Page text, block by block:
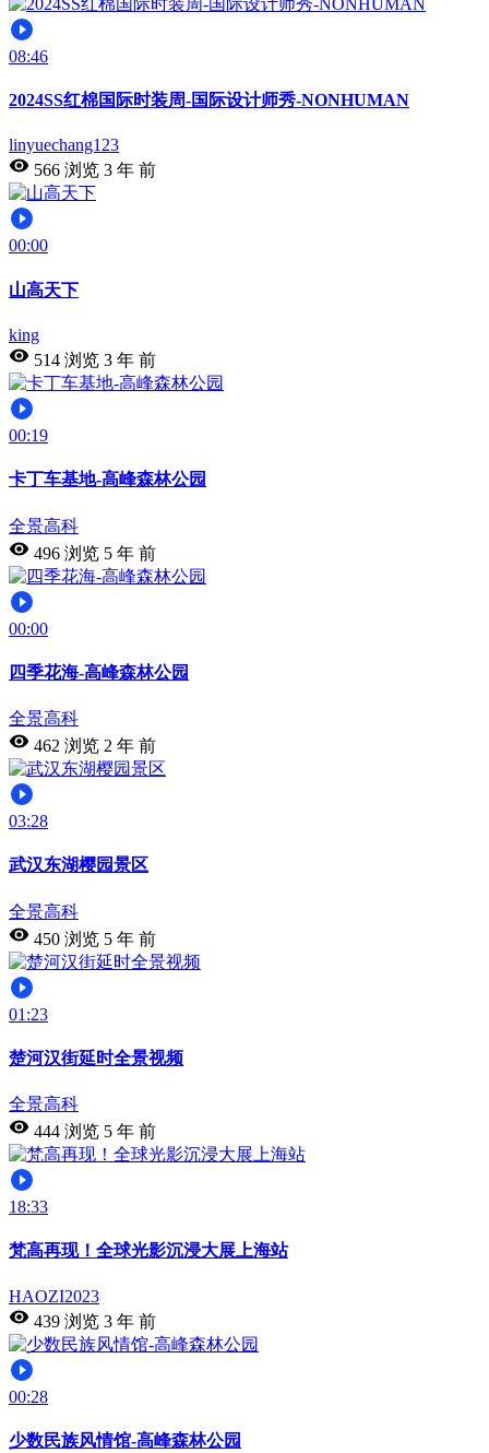
08:46
2024SS红棉国际时装周-国际设计师秀-NONHUMAN
linyuechang123
566 浏览 3 年 前
00:00
山高天下
king
514 浏览 3 年 前
00:19
卡丁车基地-高峰森林公园
全景高科
496 浏览 5 年 前
00:00
四季花海-高峰森林公园
全景高科
462 浏览 2 年 前
03:28
武汉东湖樱园景区
全景高科
450 浏览 5 年 前
01:23
楚河汉街延时全景视频
全景高科
444 浏览 5 年 前
18:33
梵高再现！全球光影沉浸大展上海站
HAOZI2023
439 浏览 3 年 前
00:28
少数民族风情馆-高峰森林公园